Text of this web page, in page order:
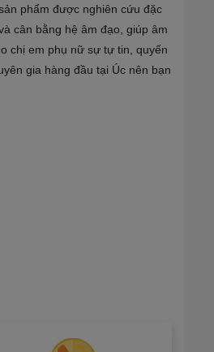
phẩm được nghiên cứu đặc
cân bằng hệ âm đạo, giúp âm
chị em phụ nữ sự tự tin, quyến
gia hàng đầu tại Úc nên bạn